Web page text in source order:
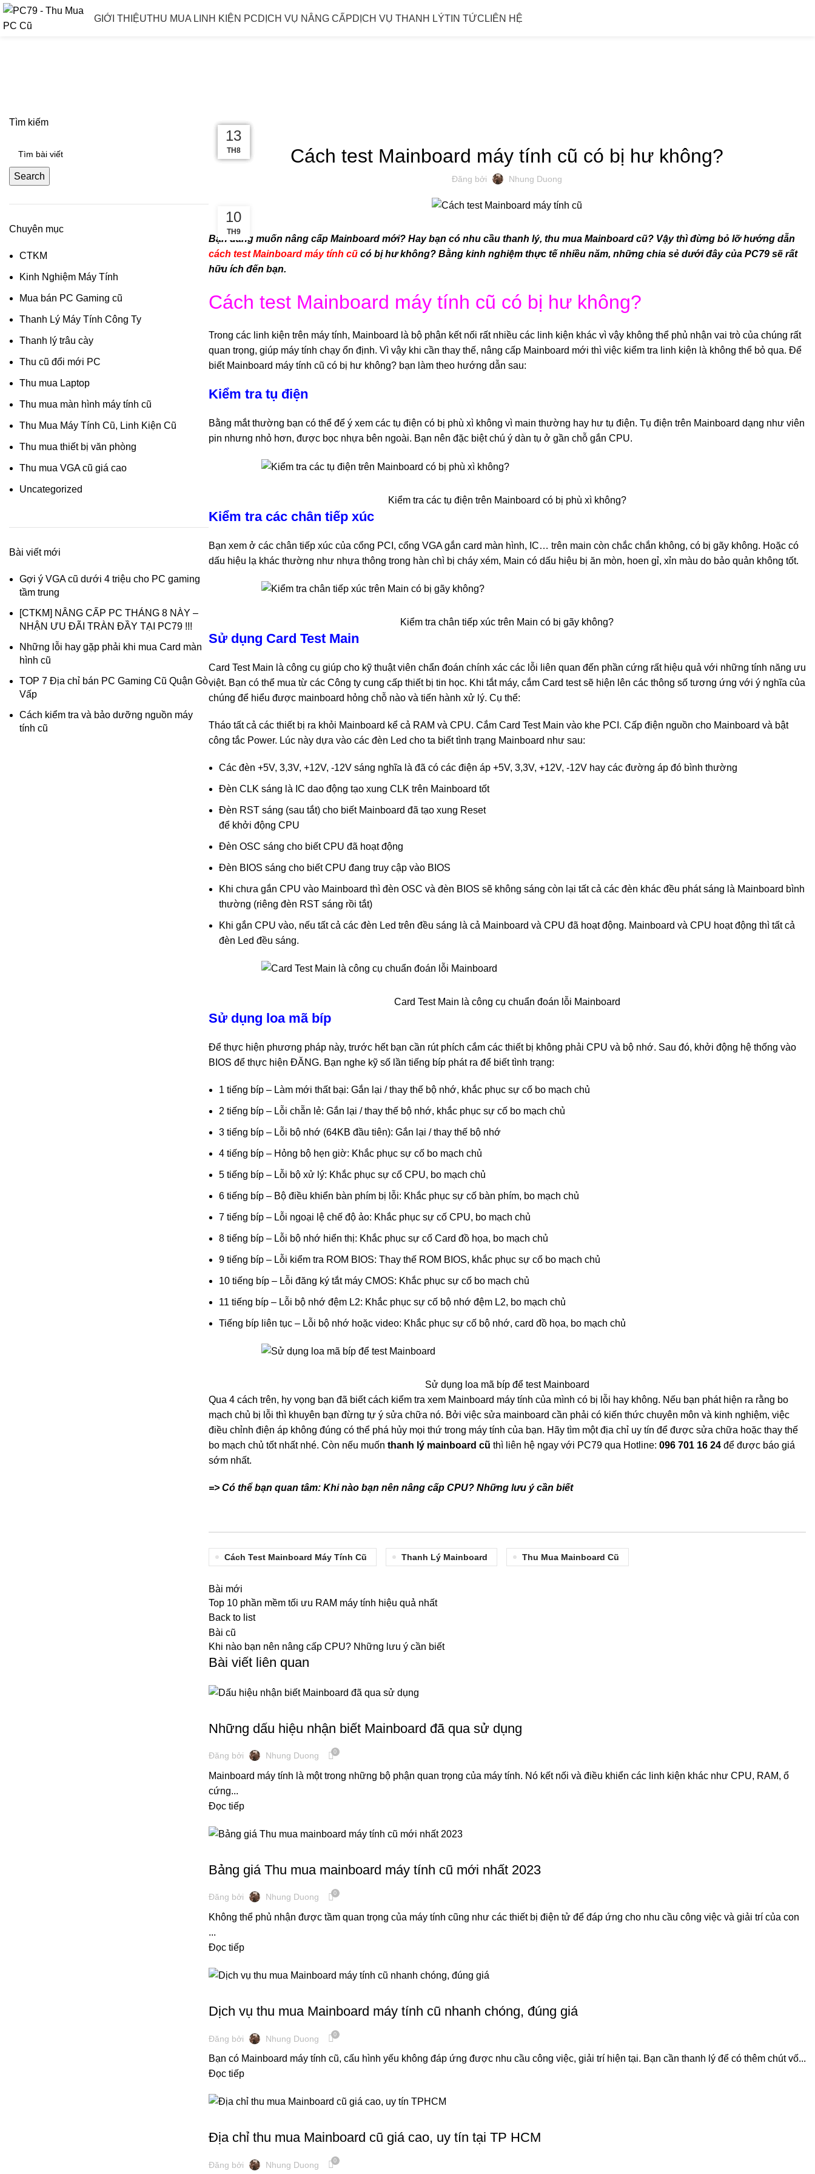
GIỚI THIỆUTHU MUA LINH KIỆN PCDỊCH VỤ NÂNG CẤPDỊCH VỤ THANH LÝTIN TỨC LIÊN HỆ
Cách test Mainboard máy tính cũ có bị hư không?
Đăng bởi Nhung Duong
10
TH9
Bạn đang muốn nâng cấp Mainboard mới? Hay bạn có nhu cầu thanh lý, thu mua Mainboard cũ? Vậy thì đừng bỏ lỡ hướng dẫn
cách test Mainboard máy tính cũcó bị hư không? Bằng kinh nghiệm thực tế nhiều năm, những chia sẻ dưới đây của PC79sẽ rất
hữu ích đến bạn.
Cách test Mainboard máy tính cũ có bị hư không?
Trong các linh kiện trên máy tính, Mainboard là bộ phận kết nối rất nhiều các linh kiện khác vì vậy không thể phủ nhận vai trò của chúng rất
quan trọng, giúp máy tính chạy ổn định. Vì vậy khi cần thay thế, nâng cấp Mainboard mới thì việc kiểm tra linh kiện là không thể bỏ qua. Để
biết Mainboard máy tính cũ có bị hư không? bạn làm theo hướng dẫn sau:
Kiểm tra tụ điện
Bằng mắt thường bạn có thể để ý xem các tụ điện có bị phù xì không vì main thường hay hư tụ điện. Tụ điện trên Mainboard dạng như viên
pin nhưng nhỏ hơn, được bọc nhựa bên ngoài. Bạn nên đặc biệt chú ý dàn tụ ở gần chỗ gắn CPU.
Kiểm tra các tụ điện trên Mainboard có bị phù xì không?
Kiểm tra các chân tiếp xúc
Bạn xem ở các chân tiếp xúc của cổng PCI, cổng VGA gắn card màn hình, IC… trên main còn chắc chắn không, có bị gãy không. Hoặc có
dấu hiệu lạ khác thường như nhựa thông trong hàn chì bị cháy xém, Main có dấu hiệu bị ăn mòn, hoen gỉ, xỉn màu do bảo quản không tốt.
Kiểm tra chân tiếp xúc trên Main có bị gãy không?
Sử dụng Card Test Main
Card Test Main là công cụ giúp cho kỹ thuật viên chẩn đoán chính xác các lỗi liên quan đến phần cứng rất hiệu quả với những tính năng ưu
việt. Bạn có thể mua từ các Công ty cung cấp thiết bị tin học. Khi tắt máy, cắm Card test sẽ hiện lên các thông số tương ứng với ý nghĩa của
chúng để hiểu được mainboard hỏng chỗ nào và tiến hành xử lý. Cụ thể:
Tháo tất cả các thiết bị ra khỏi Mainboard kể cả RAM và CPU. Cắm Card Test Main vào khe PCI. Cấp điện nguồn cho Mainboard và bật
công tắc Power. Lúc này dựa vào các đèn Led cho ta biết tình trạng Mainboard như sau:
Các đèn +5V, 3,3V, +12V, -12V sáng nghĩa là đã có các điện áp +5V, 3,3V, +12V, -12V hay các đường áp đó bình thường
Đèn CLK sáng là IC dao động tạo xung CLK trên Mainboard tốt
Đèn RST sáng (sau tắt) cho biết Mainboard đã tạo xung Reset
để khởi động CPU
Đèn OSC sáng cho biết CPU đã hoạt động
Đèn BIOS sáng cho biết CPU đang truy cập vào BIOS
Khi chưa gắn CPU vào Mainboard thì đèn OSC và đèn BIOS sẽ không sáng còn lại tất cả các đèn khác đều phát sáng là Mainboard bình
thường (riêng đèn RST sáng rồi tắt)
Khi gắn CPU vào, nếu tất cả các đèn Led trên đều sáng là cả Mainboard và CPU đã hoạt động. Mainboard và CPU hoạt động thì tất cả
đèn Led đều sáng.
Card Test Main là công cụ chuẩn đoán lỗi Mainboard
Sử dụng loa mã bíp
Để thực hiện phương pháp này, trước hết bạn cần rút phích cắm các thiết bị không phải CPU và bộ nhớ. Sau đó, khởi động hệ thống vào
BIOS để thực hiện ĐĂNG. Bạn nghe kỹ số lần tiếng bíp phát ra để biết tình trạng:
1 tiếng bíp – Làm mới thất bại: Gắn lại / thay thế bộ nhớ, khắc phục sự cố bo mạch chủ
2 tiếng bíp – Lỗi chẵn lẻ: Gắn lại / thay thế bộ nhớ, khắc phục sự cố bo mạch chủ
3 tiếng bíp – Lỗi bộ nhớ (64KB đầu tiên): Gắn lại / thay thế bộ nhớ
4 tiếng bíp – Hỏng bộ hẹn giờ: Khắc phục sự cố bo mạch chủ
5 tiếng bíp – Lỗi bộ xử lý: Khắc phục sự cố CPU, bo mạch chủ
6 tiếng bíp – Bộ điều khiển bàn phím bị lỗi: Khắc phục sự cố bàn phím, bo mạch chủ
7 tiếng bíp – Lỗi ngoại lệ chế độ ảo: Khắc phục sự cố CPU, bo mạch chủ
8 tiếng bíp – Lỗi bộ nhớ hiển thị: Khắc phục sự cố Card đồ họa, bo mạch chủ
9 tiếng bíp – Lỗi kiểm tra ROM BIOS: Thay thế ROM BIOS, khắc phục sự cố bo mạch chủ
10 tiếng bíp – Lỗi đăng ký tắt máy CMOS: Khắc phục sự cố bo mạch chủ
11 tiếng bíp – Lỗi bộ nhớ đệm L2: Khắc phục sự cố bộ nhớ đệm L2, bo mạch chủ
Tiếng bíp liên tục – Lỗi bộ nhớ hoặc video: Khắc phục sự cố bộ nhớ, card đồ họa, bo mạch chủ
Sử dụng loa mã bíp để test Mainboard
Qua 4 cách trên, hy vọng bạn đã biết cách kiểm tra xem Mainboard máy tính của mình có bị lỗi hay không. Nếu bạn phát hiện ra rằng bo
mạch chủ bị lỗi thì khuyên bạn đừng tự ý sửa chữa nó. Bởi việc sửa mainboard cần phải có kiến thức chuyên môn và kinh nghiệm, việc
điều chỉnh điện áp không đúng có thể phá hủy mọi thứ trong máy tính của bạn. Hãy tìm một địa chỉ uy tín để được sửa chữa hoặc thay thế
bo mạch chủ tốt nhất nhé. Còn nếu muốn thanh lý mainboard cũ thì liên hệ ngay với PC79 qua Hotline: 096 701 16 24để được báo giá
sớm nhất.
=> Có thể bạn quan tâm: Khi nào bạn nên nâng cấp CPU? Những lưu ý cần biết
Cách Test Mainboard Máy Tính Cũ Thanh Lý Mainboard Thu Mua Mainboard Cũ
Bài mới
Top 10 phần mềm tối ưu RAM máy tính hiệu quả nhất
Back to list
Bài cũ
Khi nào bạn nên nâng cấp CPU? Những lưu ý cần biết
Bài viết liên quan
19
TH4
Những dấu hiệu nhận biết Mainboard đã qua sử dụng
Đăng bởi Nhung Duong 0
Mainboard máy tính là một trong những bộ phận quan trọng của máy tính. Nó kết nối và điều khiển các linh kiện khác như CPU, RAM, ổ
cứng...
Đọc tiếp
03
TH2
Bảng giá Thu mua mainboard máy tính cũ mới nhất 2023
Đăng bởi Nhung Duong 0
Không thể phủ nhận được tầm quan trọng của máy tính cũng như các thiết bị điện tử để đáp ứng cho nhu cầu công việc và giải trí của con
...
Đọc tiếp
23
TH12
Dịch vụ thu mua Mainboard máy tính cũ nhanh chóng, đúng giá
Đăng bởi Nhung Duong 0
Bạn có Mainboard máy tính cũ, cấu hình yếu không đáp ứng được nhu cầu công việc, giải trí hiện tại. Bạn cần thanh lý để có thêm chút vố...
Đọc tiếp
18
TH10
Địa chỉ thu mua Mainboard cũ giá cao, uy tín tại TP HCM
Đăng bởi Nhung Duong 0
13
TH8
Tìm kiếm
Search
Chuyên mục
CTKM
Kinh Nghiệm Máy Tính
Mua bán PC Gaming cũ
Thanh Lý Máy Tính Công Ty
Thanh lý trâu cày
Thu cũ đổi mới PC
Thu mua Laptop
Thu mua màn hình máy tính cũ
Thu Mua Máy Tính Cũ, Linh Kiện Cũ
Thu mua thiết bị văn phòng
Thu mua VGA cũ giá cao
Uncategorized
Bài viết mới
Gợi ý VGA cũ dưới 4 triệu cho PC gaming
tầm trung
[CTKM] NÂNG CẤP PC THÁNG 8 NÀY –
NHẬN ƯU ĐÃI TRÀN ĐẦY TẠI PC79 !!!
Những lỗi hay gặp phải khi mua Card màn
hình cũ
TOP 7 Địa chỉ bán PC Gaming Cũ Quận Gò
Vấp
Cách kiểm tra và bảo dưỡng nguồn máy
tính cũ